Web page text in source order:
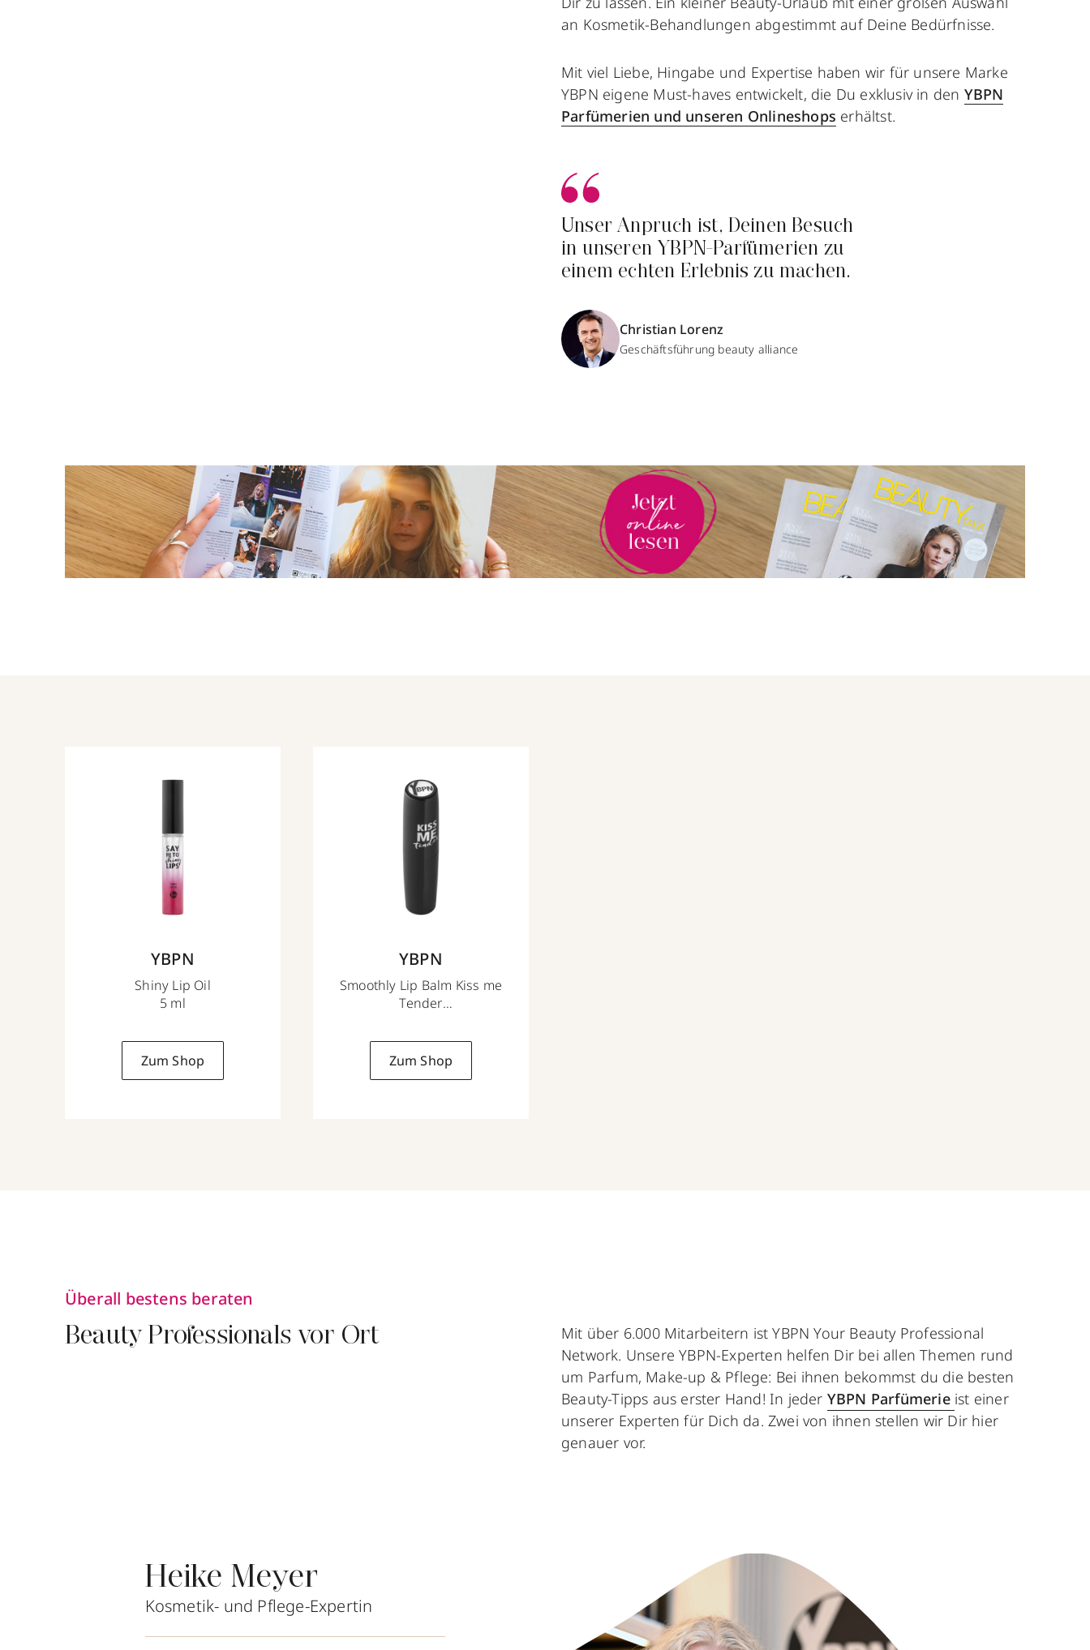
an Kosmetik-Behandlungen abgestimmt auf Deine Bedürfnisse.
Mit viel Liebe, Hingabe und Expertise haben wir für unsere Marke
YBPN eigene Must-haves entwickelt, die Du exklusiv in den YBPN
Parfümerien und unseren Onlineshops erhältst.
Unser Anpruch ist, Deinen Besuch
in unseren YBPN-Parfümerien zu
einem echten Erlebnis zu machen.
Christian Lorenz
Geschäftsführung beauty alliance
YBPN
Shiny Lip Oil
5 ml
Zum Shop
YBPN
Smoothly Lip Balm Kiss me
Tender
Zum Shop
Überall bestens beraten
Beauty Professionals vor Ort
Mit über 6.000 Mitarbeitern ist YBPN Your Beauty Professional
Network. Unsere YBPN-Experten helfen Dir bei allen Themen rund
um Parfum, Make-up & Pflege: Bei ihnen bekommst du die besten
Beauty-Tipps aus erster Hand! In jeder YBPN Parfümerie ist einer
unserer Experten für Dich da. Zwei von ihnen stellen wir Dir hier
genauer vor.
Heike Meyer
Kosmetik- und Pflege-Expertin